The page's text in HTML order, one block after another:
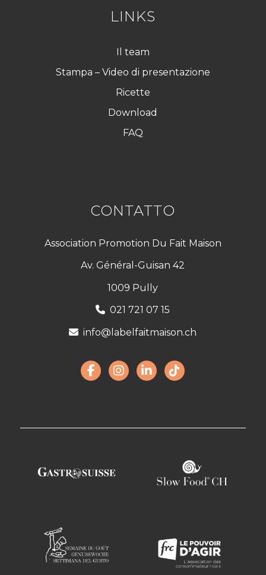
LINKS
Il team
Stampa – Video di presentazione
Ricette
Download
FAQ
CONTATTO
Association Promotion Du Fait Maison
Av. Général-Guisan 42
1009 Pully
021 721 07 15
info@labelfaitmaison.ch